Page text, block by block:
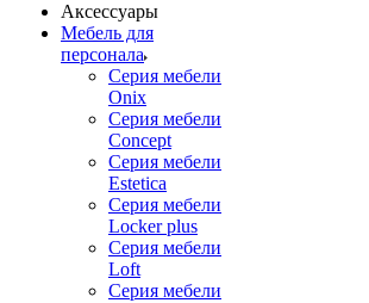
Аксессуары
Мебель для
персонала
Серия мебели
Onix
Серия мебели
Concept
Серия мебели
Estetica
Серия мебели
Locker plus
Серия мебели
Loft
Серия мебели